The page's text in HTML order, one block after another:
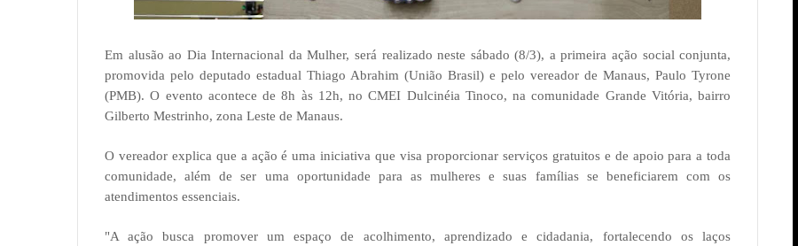
Em alusão ao Dia Internacional da Mulher, será realizado neste sábado (8/3), a primeira ação social conjunta,
promovida pelo deputado estadual Thiago Abrahim (União Brasil) e pelo vereador de Manaus, Paulo Tyrone
(PMB). O evento acontece de 8h às 12h, no CMEI Dulcinéia Tinoco, na comunidade Grande Vitória, bairro
Gilberto Mestrinho, zona Leste de Manaus.
O vereador explica que a ação é uma iniciativa que visa proporcionar serviços gratuitos e de apoio para a toda
comunidade, além de ser uma oportunidade para as mulheres e suas famílias se beneficiarem com os
atendimentos essenciais.
"A ação busca promover um espaço de acolhimento, aprendizado e cidadania, fortalecendo os laços